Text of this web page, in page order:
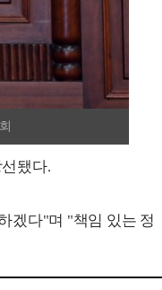
됐다.
겠다"며 "책임 있는 정